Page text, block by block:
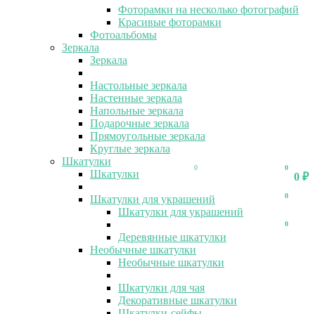
0
0 ₽
0
0
0
Фоторамки на несколько фотографий
Красивые фоторамки
Фотоальбомы
Зеркала
Зеркала
Настольные зеркала
Настенные зеркала
Напольные зеркала
Подарочные зеркала
Прямоугольные зеркала
Круглые зеркала
Шкатулки
Шкатулки
Шкатулки для украшений
Шкатулки для украшений
Деревянные шкатулки
Необычные шкатулки
Необычные шкатулки
Шкатулки для чая
Декоративные шкатулки